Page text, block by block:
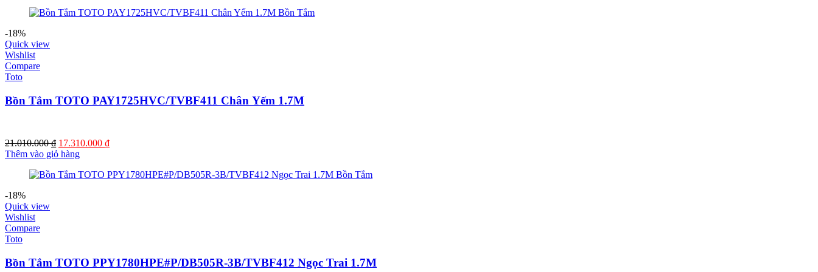
15.910.000 ₫.là:
-18%
Quick view
Wishlist
Compare
Toto
Bồn Tắm TOTO PAY1725HVC/TVBF411 Chân Yếm 1.7M
21.010.000₫ Giá
gốc
21.010.000 ₫.
17.310.000 ₫Giá
là:
Thêm vào giỏ hàng
-18%
Quick view
Wishlist
Compare
Toto
Bồn Tắm TOTO PPY1780HPE#P/DB505R-3B/TVBF412 Ngọc Trai 1.7M